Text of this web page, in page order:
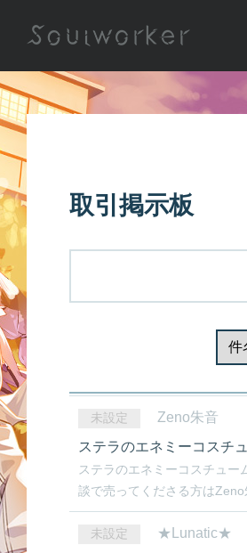
取引掲示板
未設定
Zeno朱音
ステラのエネミーコスチ
ステラのエネミーコスチュー
談で売ってくださる方は
未設定 ★Lunatic★